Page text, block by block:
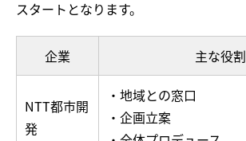
スタートとなります。
企業 主な役割
NTT都市開
発
・地域との窓口
・企画立案